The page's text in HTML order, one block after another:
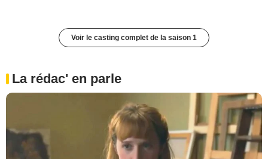
Voir le casting complet de la saison 1
La rédac' en parle